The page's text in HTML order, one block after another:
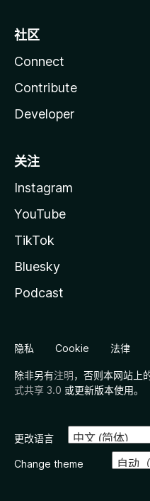
社区
Connect
Contribute
Developer
关注
Instagram
YouTube
TikTok
Bluesky
Podcast
隐私 Cookie 法律
除非另有注明，否则本网站上
式共享 3.0 或更新版本使用。
更改语言
Change theme